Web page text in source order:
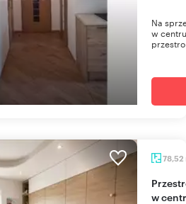
Na
w
78,52
Przestronne 3-pokojowe mieszkanie z kominkiem
w